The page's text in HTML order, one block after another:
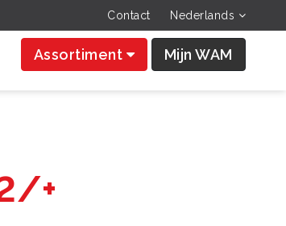
Contact Nederlands
Assortiment Mijn WAM
+